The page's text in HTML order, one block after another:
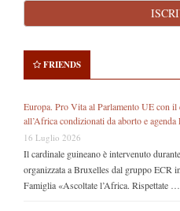
FRIENDS
Europa. Pro Vita al Parlamento UE con il
all’Africa condizionati da aborto e
16 Luglio 2026
Il cardinale guineano è intervenuto
organizzata a Bruxelles dal gruppo ECR
Famiglia «Ascoltate l’Africa. Rispettate …